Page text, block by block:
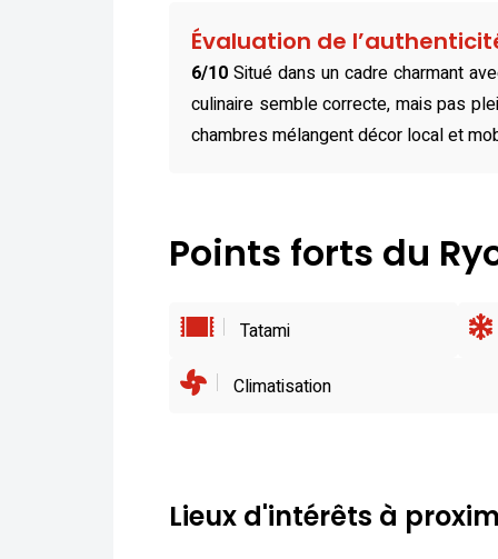
Évaluation de
6/10 Situé dans un cadre charmant
culinaire semble correcte, mais pas
chambres mélangent décor local et
Points forts du
Tatami
Climatisation
Lieux d'intérêts à